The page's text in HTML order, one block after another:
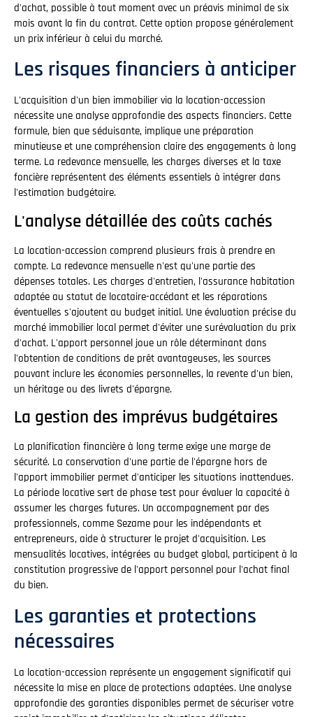
d'achat, possible à tout moment avec un préavis minimal de six
mois avant la fin du contrat. Cette option propose généralement
un prix inférieur à celui du marché.
Les risques financiers à anticiper
L'acquisition d'un bien immobilier via la location-accession
nécessite une analyse approfondie des aspects financiers. Cette
formule, bien que séduisante, implique une préparation
minutieuse et une compréhension claire des engagements à long
terme. La redevance mensuelle, les charges diverses et la taxe
foncière représentent des éléments essentiels à intégrer dans
l'estimation budgétaire.
L'analyse détaillée des coûts cachés
La location-accession comprend plusieurs frais à prendre en
compte. La redevance mensuelle n'est qu'une partie des
dépenses totales. Les charges d'entretien, l'assurance habitation
adaptée au statut de locataire-accédant et les réparations
éventuelles s'ajoutent au budget initial. Une évaluation précise du
marché immobilier local permet d'éviter une surévaluation du prix
d'achat. L'apport personnel joue un rôle déterminant dans
l'obtention de conditions de prêt avantageuses, les sources
pouvant inclure les économies personnelles, la revente d'un bien,
un héritage ou des livrets d'épargne.
La gestion des imprévus budgétaires
La planification financière à long terme exige une marge de
sécurité. La conservation d'une partie de l'épargne hors de
l'apport immobilier permet d'anticiper les situations inattendues.
La période locative sert de phase test pour évaluer la capacité à
assumer les charges futures. Un accompagnement par des
professionnels, comme Sezame pour les indépendants et
entrepreneurs, aide à structurer le projet d'acquisition. Les
mensualités locatives, intégrées au budget global, participent à la
constitution progressive de l'apport personnel pour l'achat final
du bien.
Les garanties et protections
nécessaires
La location-accession représente un engagement significatif qui
nécessite la mise en place de protections adaptées. Une analyse
approfondie des garanties disponibles permet de sécuriser votre